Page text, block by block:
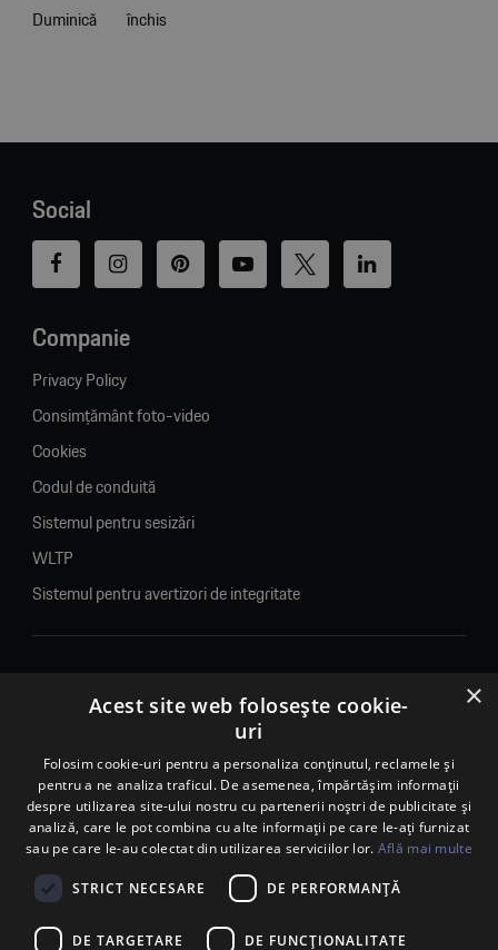
Duminică
închis
Social
Companie
Privacy Policy
Consimțământ foto-video
Cookies
Codul de conduită
Sistemul pentru sesizări
WLTP
Sistemul pentru avertizori de integritate
© 2026. Porsche Inter Auto Romania. Toate drepturile rezervate.
Porsche Inter Auto Romania SRL
RO22188461 J2007002067233
B-dul Pipera, nr. 2, Sala 1, Etaj 2, Voluntari, jud.Ilfov - sediu
social
B-dul Pipera, nr. 1/X, Centrul Porsche București – PCB,
Calea Lugojului, nr. 136, loc. Ghiroda, jud. Timiș – punct de
×
Acest site web folosește cookie-
uri
Folosim cookie-uri pentru a personaliza conținutul, reclamele și
pentru a ne analiza traficul. De asemenea, împărtășim informații
despre utilizarea site-ului nostru cu partenerii noștri de publicitate și
analiză, care le pot combina cu alte informații pe care le-ați furnizat
sau pe care le-au colectat din utilizarea serviciilor lor. Află mai multe
STRICT NECESARE DE PERFORMANȚĂ
DE TARGETARE DE FUNCŢIONALITATE